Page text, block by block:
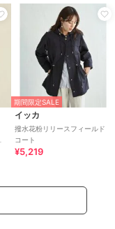
期間限定SALE
イッカ
撥水花粉リリースフィールド
コート
¥5,219